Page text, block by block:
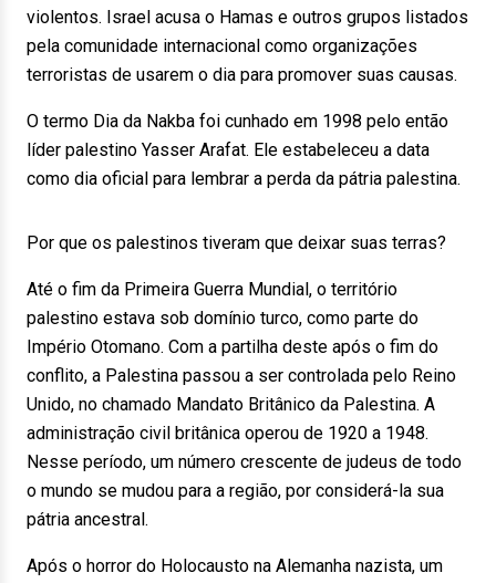
violentos. Israel acusa o Hamas e outros grupos listados
pela comunidade internacional como organizações
terroristas de usarem o dia para promover suas causas.
O termo Dia da Nakba foi cunhado em 1998 pelo então
líder palestino Yasser Arafat. Ele estabeleceu a data
como dia oficial para lembrar a perda da pátria palestina.
Por que os palestinos tiveram que deixar suas terras?
Até o fim da Primeira Guerra Mundial, o território
palestino estava sob domínio turco, como parte do
Império Otomano. Com a partilha deste após o fim do
conflito, a Palestina passou a ser controlada pelo Reino
Unido, no chamado Mandato Britânico da Palestina. A
administração civil britânica operou de 1920 a 1948.
Nesse período, um número crescente de judeus de todo
o mundo se mudou para a região, por considerá-la sua
pátria ancestral.
Após o horror do Holocausto na Alemanha nazista, um